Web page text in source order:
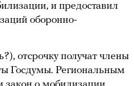
и предоставил
оборонно-
отсрочку получат члены
Госдумы. Региональным